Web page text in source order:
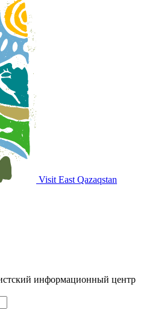
Visit East Qazaqstan
информационный центр